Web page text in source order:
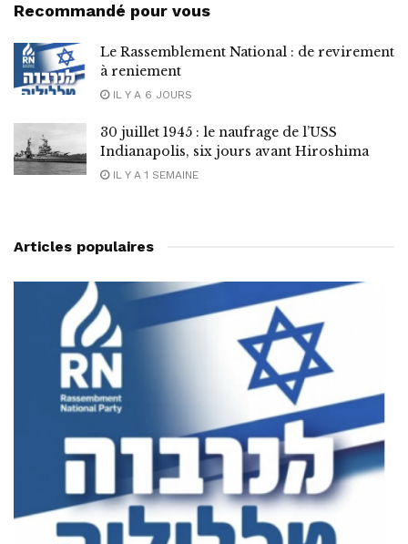
Recommandé pour vous
Le Rassemblement National : de revirement
à reniement
IL Y A 6 JOURS
30 juillet 1945 : le naufrage de l’USS
Indianapolis, six jours avant Hiroshima
IL Y A 1 SEMAINE
Articles populaires